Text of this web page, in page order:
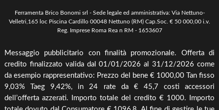
Arredo Giardino & Mare
Mangimi & Pet Care
Agricoltura
Irrigazione & Pompe
Riscaldamento & Pannelli solari & Bollitori
Elettronica & illuminazione
Spedizione e Imballaggio
Cambio, Resi e Rimborsi
Ferramenta Brico Bonomi srl - Sede legale ed amministrativa: Via Nettuno-
Velletri,165 loc Piscina Cardillo 00048 Nettuno (RM) Cap.Soc. € 50 000,00 i.v.
Reg. Imprese Roma Rea n RM - 1653607
Messaggio pubblicitario con finalità promozionale. Offerta di
credito finalizzato valida dal 01/01/2026 al 31/12/2026 come
da esempio rappresentativo: Prezzo del bene € 1000,00 Tan fisso
9,03% Taeg 9,42%, in 24 rate da € 45,7 costi accessori
dell’offerta azzerati. Importo totale del credito € 1000. Importo